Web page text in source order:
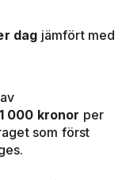
dag jämfört med
000 kronor per
som först